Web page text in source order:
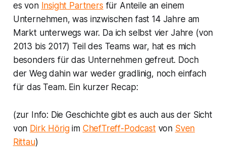
es von Insight Partners für Anteile an einem
Unternehmen, was inzwischen fast 14 Jahre am
Markt unterwegs war. Da ich selbst vier Jahre (von
2013 bis 2017) Teil des Teams war, hat es mich
besonders für das Unternehmen gefreut. Doch
der Weg dahin war weder gradlinig, noch einfach
für das Team. Ein kurzer Recap:
(zur Info: Die Geschichte gibt es auch aus der Sicht
von Dirk Hörigim ChefTreff-Podcastvon Sven
Rittau)